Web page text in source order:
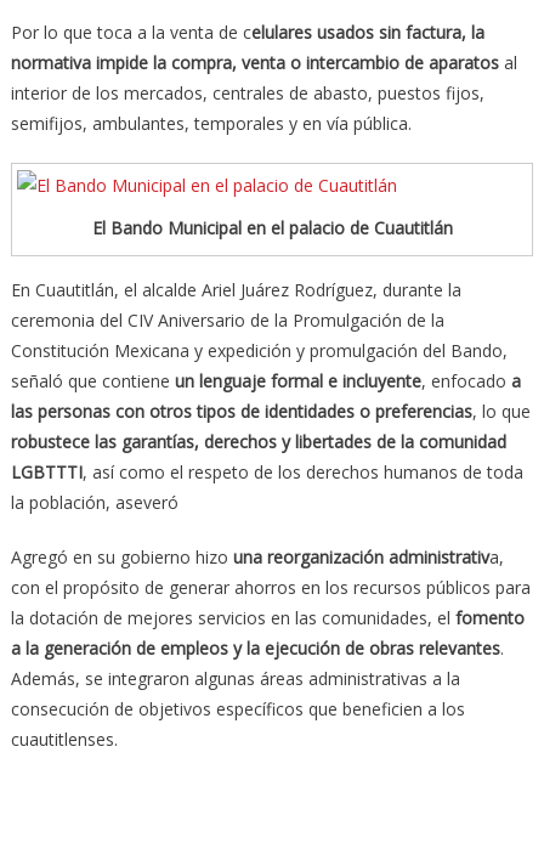
Por lo que toca a la venta de celulares usados sin factura, la
normativa impide la compra, venta o intercambio de aparatosal
interior de los mercados, centrales de abasto, puestos fijos,
semifijos, ambulantes, temporales y en vía pública.
El Bando Municipal en el palacio de Cuautitlán
En Cuautitlán, el alcalde Ariel Juárez Rodríguez, durante la
ceremonia del CIV Aniversario de la Promulgación de la
Constitución Mexicana y expedición y promulgación del Bando,
señaló que contiene un lenguaje formal e incluyente, enfocado a
las personas con otros tipos de identidades o preferencias, lo que
robustece las garantías, derechos y libertades de la comunidad
LGBTTTI, así como el respeto de los derechos humanos de toda
la población, aseveró
Agregó en su gobierno hizo una reorganización administrativa,
con el propósito de generar ahorros en los recursos públicos para
la dotación de mejores servicios en las comunidades, el fomento
a la generación de empleos y la ejecución de obras relevantes.
Además, se integraron algunas áreas administrativas a la
consecución de objetivos específicos que beneficien a los
cuautitlenses.